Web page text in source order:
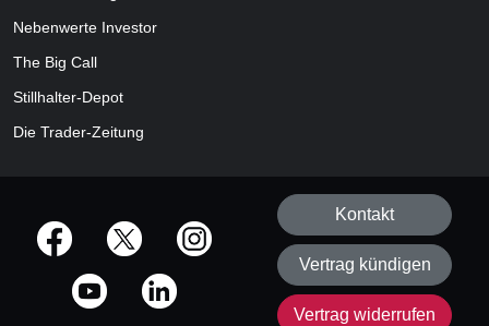
Nebenwerte Investor
The Big Call
Stillhalter-Depot
Die Trader-Zeitung
offizielle Social Media-Accounts
Kontakt
Vertrag kündigen
Vertrag widerrufen